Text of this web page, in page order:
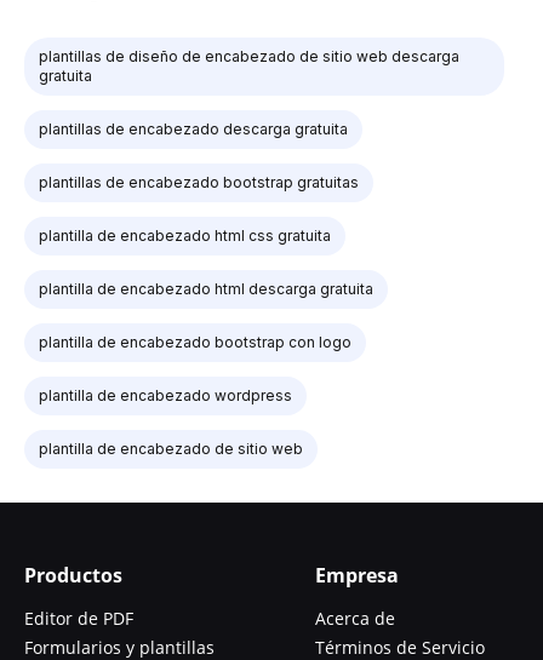
plantillas de diseño de encabezado de sitio web descarga
gratuita
plantillas de encabezado descarga gratuita
plantillas de encabezado bootstrap gratuitas
plantilla de encabezado html css gratuita
plantilla de encabezado html descarga gratuita
plantilla de encabezado bootstrap con logo
plantilla de encabezado wordpress
plantilla de encabezado de sitio web
Productos
Editor de PDF
Formularios y plantillas
Empresa
Acerca de
Términos de Servicio